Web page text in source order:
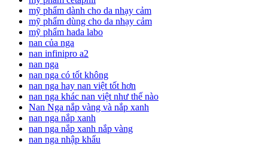
mỹ phẩm dành cho da nhạy cảm
mỹ phẩm dùng cho da nhạy cảm
mỹ phẩm hada labo
nan của nga
nan infinipro a2
nan nga
nan nga có tốt không
nan nga hay nan việt tốt hơn
nan nga khác nan việt như thế nào
Nan Nga nắp vàng và nắp xanh
nan nga nắp xanh
nan nga nắp xanh nắp vàng
nan nga nhập khẩu